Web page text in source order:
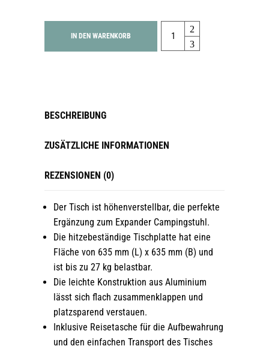
Quantity
IN DEN WARENKORB
BESCHREIBUNG
ZUSÄTZLICHE INFORMATIONEN
REZENSIONEN (0)
Der Tisch ist höhenverstellbar, die perfekte
Ergänzung zum Expander Campingstuhl.
Die hitzebeständige Tischplatte hat eine
Fläche von 635 mm (L) x 635 mm (B) und
ist bis zu 27 kg belastbar.
Die leichte Konstruktion aus Aluminium
lässt sich flach zusammenklappen und
platzsparend verstauen.
Inklusive Reisetasche für die Aufbewahrung
und den einfachen Transport des Tisches